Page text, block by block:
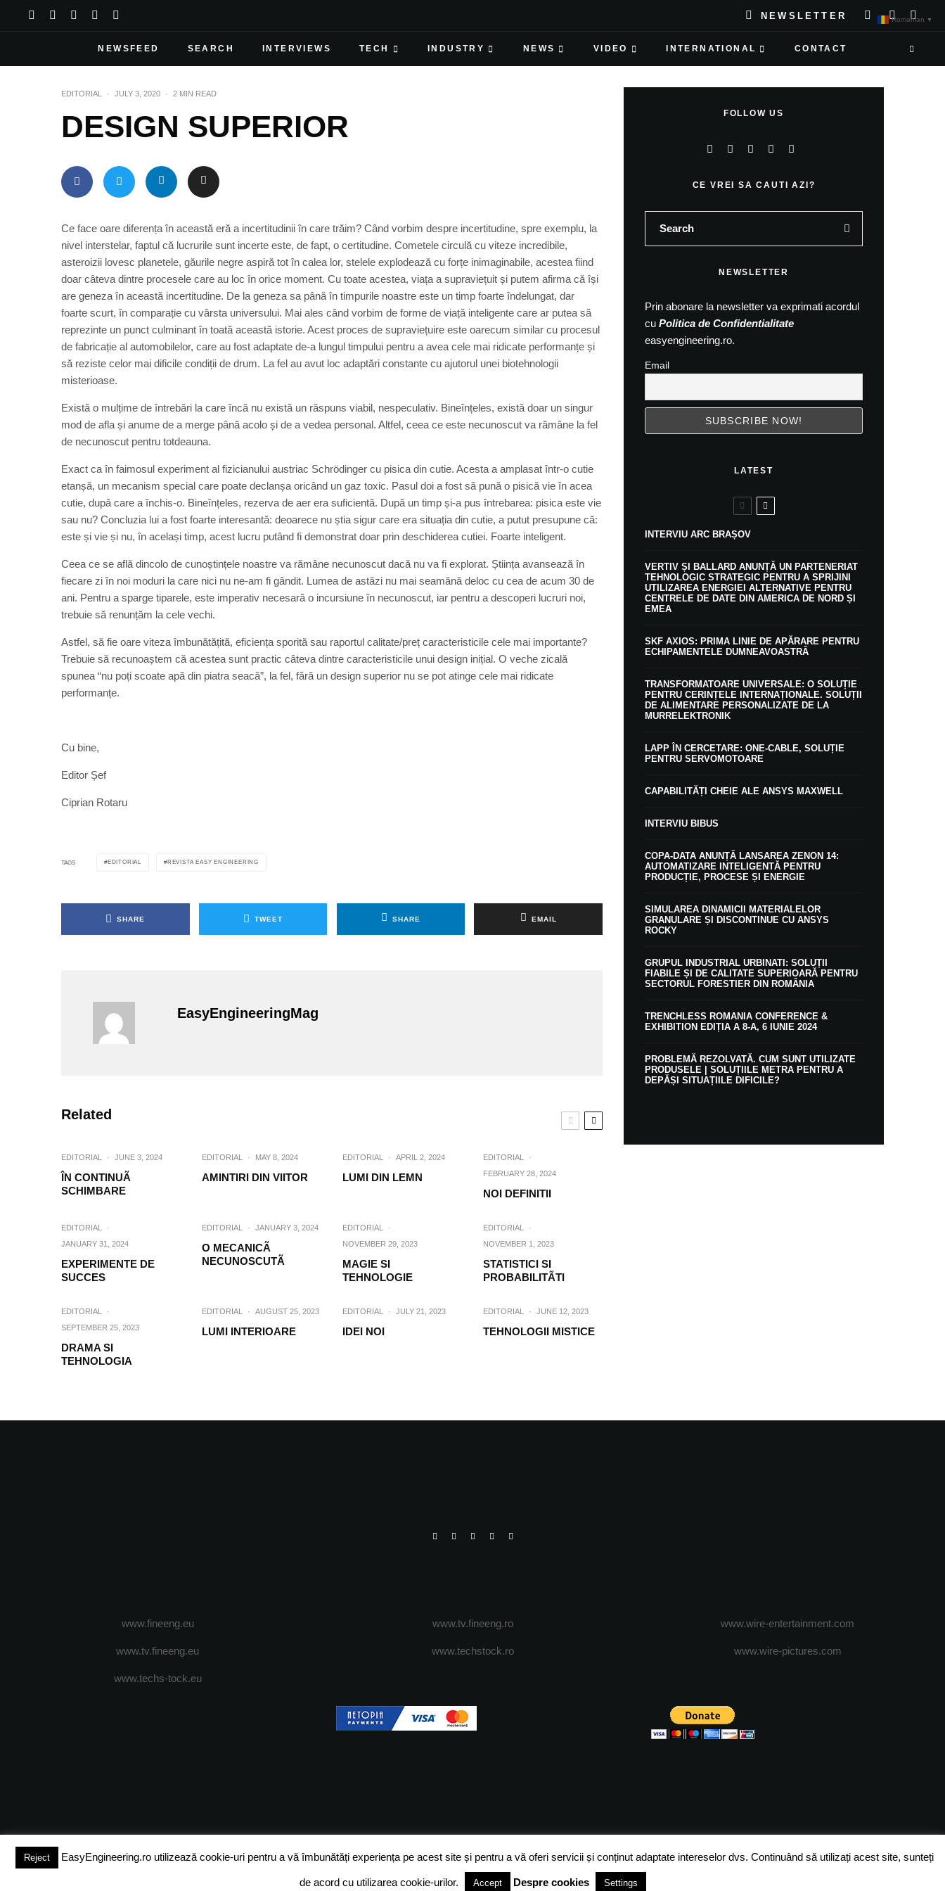
NEWSLETTER
NEWSFEED SEARCH INTERVIEWS TECH INDUSTRY NEWS VIDEO INTERNATIONAL CONTACT
EDITORIAL · JULY 3, 2020 · 2 MIN READ
DESIGN SUPERIOR
Ce face oare diferența în această eră a incertitudinii în care trăim? Când vorbim despre incertitudine, spre exemplu, la
nivel interstelar, faptul că lucrurile sunt incerte este, de fapt, o certitudine. Cometele circulă cu viteze incredibile,
asteroizii lovesc planetele, găurile negre aspiră tot în calea lor, stelele explodează cu forțe inimaginabile, acestea fiind
doar câteva dintre procesele care au loc în orice moment. Cu toate acestea, viața a supraviețuit și putem afirma că își
are geneza în această incertitudine. De la geneza sa până în timpurile noastre este un timp foarte îndelungat, dar
foarte scurt, în comparație cu vârsta universului. Mai ales când vorbim de forme de viață inteligente care ar putea să
reprezinte un punct culminant în toată această istorie. Acest proces de supraviețuire este oarecum similar cu procesul
de fabricație al automobilelor, care au fost adaptate de-a lungul timpului pentru a avea cele mai ridicate performanțe și
să reziste celor mai dificile condiții de drum. La fel au avut loc adaptări constante cu ajutorul unei biotehnologii
misterioase.
Există o mulțime de întrebări la care încă nu există un răspuns viabil, nespeculativ. Bineînțeles, există doar un singur
mod de afla și anume de a merge până acolo și de a vedea personal. Altfel, ceea ce este necunoscut va rămâne la fel
de necunoscut pentru totdeauna.
Exact ca în faimosul experiment al fizicianului austriac Schrödinger cu pisica din cutie. Acesta a amplasat într-o cutie
etanșă, un mecanism special care poate declanșa oricând un gaz toxic. Pasul doi a fost să pună o pisică vie în acea
cutie, după care a închis-o. Bineînțeles, rezerva de aer era suficientă. După un timp și-a pus întrebarea: pisica este vie
sau nu? Concluzia lui a fost foarte interesantă: deoarece nu știa sigur care era situația din cutie, a putut presupune că:
este și vie și nu, în același timp, acest lucru putând fi demonstrat doar prin deschiderea cutiei. Foarte inteligent.
Ceea ce se află dincolo de cunoștințele noastre va rămâne necunoscut dacă nu va fi explorat. Știința avansează în
fiecare zi în noi moduri la care nici nu ne-am fi gândit. Lumea de astăzi nu mai seamănă deloc cu cea de acum 30 de
ani. Pentru a sparge tiparele, este imperativ necesară o incursiune în necunoscut, iar pentru a descoperi lucruri noi,
trebuie să renunțăm la cele vechi.
Astfel, să fie oare viteza îmbunătățită, eficiența sporită sau raportul calitate/preț caracteristicile cele mai importante?
Trebuie să recunoaștem că acestea sunt practic câteva dintre caracteristicile unui design inițial. O veche zicală
spunea “nu poți scoate apă din piatra seacă”, la fel, fără un design superior nu se pot atinge cele mai ridicate
performanțe.
Cu bine,
Editor Șef
Ciprian Rotaru
TAGS EDITORIAL REVISTA EASY ENGINEERING
SHARE TWEET SHARE EMAIL
EasyEngineeringMag
Related
EDITORIAL · JUNE 3, 2024
ÎN CONTINUÃ
SCHIMBARE
EDITORIAL · MAY 8, 2024
AMINTIRI DIN VIITOR
EDITORIAL · APRIL 2, 2024
LUMI DIN LEMN
EDITORIAL
·
FEBRUARY 28, 2024
NOI DEFINITII
EDITORIAL
·
JANUARY 31, 2024
EXPERIMENTE DE
SUCCES
EDITORIAL · JANUARY 3, 2024
O MECANICÃ
NECUNOSCUTÃ
EDITORIAL
·
NOVEMBER 29, 2023
MAGIE SI
TEHNOLOGIE
EDITORIAL
·
NOVEMBER 1, 2023
STATISTICI SI
PROBABILITÃTI
EDITORIAL
·
SEPTEMBER 25, 2023
DRAMA SI
TEHNOLOGIA
EDITORIAL · AUGUST 25, 2023
LUMI INTERIOARE
EDITORIAL · JULY 21, 2023
IDEI NOI
EDITORIAL · JUNE 12, 2023
TEHNOLOGII MISTICE
FOLLOW US
CE VREI SA CAUTI AZI?
NEWSLETTER
Prin abonare la newsletter va exprimati acordul
cu Politica de Confidentialitate
easyengineering.ro.
Email
LATEST
INTERVIU ARC BRAȘOV
VERTIV ȘI BALLARD ANUNȚĂ UN PARTENERIAT
TEHNOLOGIC STRATEGIC PENTRU A SPRIJINI
UTILIZAREA ENERGIEI ALTERNATIVE PENTRU
CENTRELE DE DATE DIN AMERICA DE NORD ȘI
EMEA
SKF AXIOS: PRIMA LINIE DE APĂRARE PENTRU
ECHIPAMENTELE DUMNEAVOASTRĂ
TRANSFORMATOARE UNIVERSALE: O SOLUȚIE
PENTRU CERINȚELE INTERNAȚIONALE. SOLUȚII
DE ALIMENTARE PERSONALIZATE DE LA
MURRELEKTRONIK
LAPP ÎN CERCETARE: ONE-CABLE, SOLUȚIE
PENTRU SERVOMOTOARE
CAPABILITĂȚI CHEIE ALE ANSYS MAXWELL
INTERVIU BIBUS
COPA-DATA ANUNȚĂ LANSAREA ZENON 14:
AUTOMATIZARE INTELIGENTĂ PENTRU
PRODUCȚIE, PROCESE ȘI ENERGIE
SIMULAREA DINAMICII MATERIALELOR
GRANULARE ȘI DISCONTINUE CU ANSYS
ROCKY
GRUPUL INDUSTRIAL URBINATI: SOLUȚII
FIABILE ȘI DE CALITATE SUPERIOARĂ PENTRU
SECTORUL FORESTIER DIN ROMÂNIA
TRENCHLESS ROMANIA CONFERENCE &
EXHIBITION EDIȚIA A 8-A, 6 IUNIE 2024
PROBLEMĂ REZOLVATĂ. CUM SUNT UTILIZATE
PRODUSELE | SOLUȚIILE METRA PENTRU A
DEPĂȘI SITUAȚIILE DIFICILE?
www.fineeng.eu
www.tv.fineeng.eu
www.techs-tock.eu
www.tv.fineeng.ro
www.techstock.ro
www.wire-entertainment.com
www.wire-pictures.com
Reject EasyEngineering.ro utilizează cookie-uri pentru a vă îmbunătăți experiența pe acest site și pentru a vă oferi servicii și conținut adaptate intereselor dvs. Continuând să utilizați acest site, sunteți
de acord cu utilizarea cookie-urilor. Accept Despre cookies Settings
Romanian ▼